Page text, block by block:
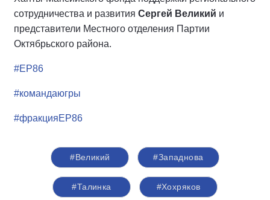
сотрудничества и развития Сергей Великий и
представители Местного отделения Партии
Октябрьского района.
#ЕР86
#командаюгры
#фракцияЕР86
#Великий #Западнова
#Талинка #Хохряков